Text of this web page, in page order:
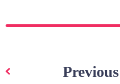
de